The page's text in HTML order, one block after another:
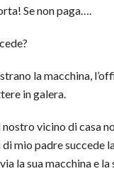
Se non paga….
la macchina,
in galera.
vicino di casa
mio padre succede
la sua macchina e la